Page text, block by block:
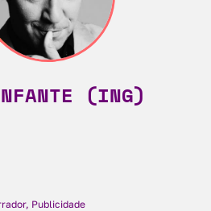
(ING)
Publicidade